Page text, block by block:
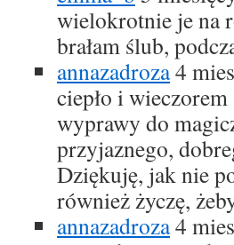
wielokrotnie je na
brałam ślub,
annazadroza4
ciepło i wieczorem
wyprawy do
przyjaznego,
Dziękuję, jak nie
również życzę,
annazadroza4